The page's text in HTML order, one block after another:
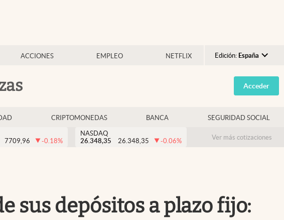
ACCIONES EMPLEO NETFLIX Edición: España
Argentina
España
USA
Colombia
Acceder
CRIPTOMONEDAS BANCA SEGURIDAD SOCIAL
7709,96 -0.18%
NASDAQ
26.348,35
26.348,35 -0.06% Ver más cotizaciones
sus depósitos a plazo fijo: